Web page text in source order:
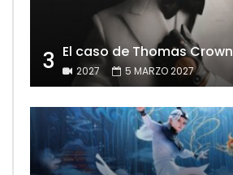
3 El caso de Thomas Crown
2027 5 MARZO 2027